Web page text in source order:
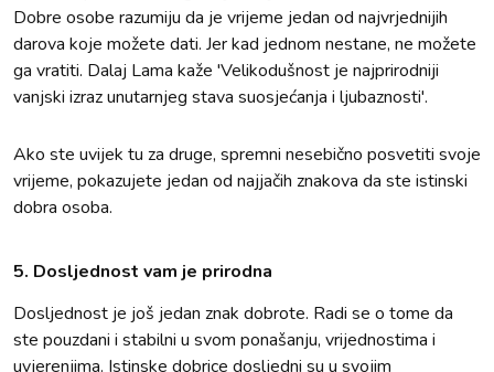
Dobre osobe razumiju da je vrijeme jedan od najvrjednijih
darova koje možete dati. Jer kad jednom nestane, ne možete
ga vratiti. Dalaj Lama kaže 'Velikodušnost je najprirodniji
vanjski izraz unutarnjeg stava suosjećanja i ljubaznosti'.
Ako ste uvijek tu za druge, spremni nesebično posvetiti svoje
vrijeme, pokazujete jedan od najjačih znakova da ste istinski
dobra osoba.
5. Dosljednost vam je prirodna
Dosljednost je još jedan znak dobrote. Radi se o tome da
ste pouzdani i stabilni u svom ponašanju, vrijednostima i
uvjerenjima. Istinske dobrice dosljedni su u svojim